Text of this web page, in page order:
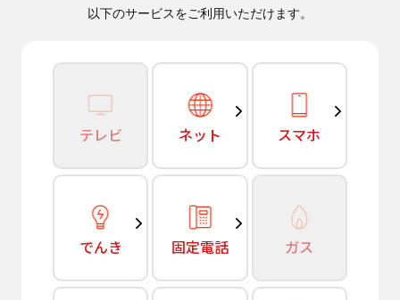
以下のサービスをご利用いただけます。
テレビ ネット スマホ
でんき 固定電話 ガス